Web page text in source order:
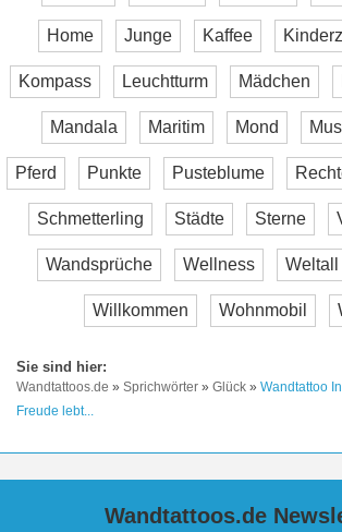
Home Junge Kaffee
Kompass Leuchtturm Mädchen
Mandala Maritim Mond
Pferd Punkte Pusteblume
Schmetterling Städte Sterne
Wandsprüche Wellness Weltall
Willkommen Wohnmobil
Wandtattoos.de » Sprichwörter » Glück » Wandtattoo
Freude lebt...
Wandtattoos.de